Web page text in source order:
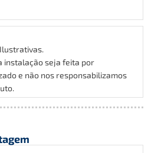
instalação seja feita por
e não nos responsabilizamos